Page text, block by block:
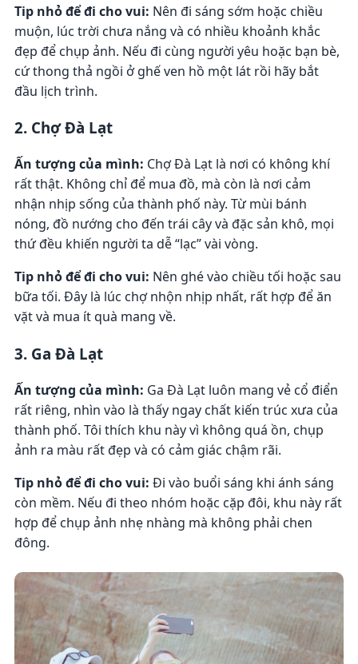
Tip nhỏ để đi cho vui: Nên đi sáng sớm hoặc chiều
muộn, lúc trời chưa nắng và có nhiều khoảnh khắc
đẹp để chụp ảnh. Nếu đi cùng người yêu hoặc bạn bè,
cứ thong thả ngồi ở ghế ven hồ một lát rồi hãy bắt
đầu lịch trình.
2. Chợ Đà Lạt
Ấn tượng của mình: Chợ Đà Lạt là nơi có không khí
rất thật. Không chỉ để mua đồ, mà còn là nơi cảm
nhận nhịp sống của thành phố này. Từ mùi bánh
nóng, đồ nướng cho đến trái cây và đặc sản khô, mọi
thứ đều khiến người ta dễ “lạc” vài vòng.
Tip nhỏ để đi cho vui: Nên ghé vào chiều tối hoặc sau
bữa tối. Đây là lúc chợ nhộn nhịp nhất, rất hợp để ăn
vặt và mua ít quà mang về.
3. Ga Đà Lạt
Ấn tượng của mình: Ga Đà Lạt luôn mang vẻ cổ điển
rất riêng, nhìn vào là thấy ngay chất kiến trúc xưa của
thành phố. Tôi thích khu này vì không quá ồn, chụp
ảnh ra màu rất đẹp và có cảm giác chậm rãi.
Tip nhỏ để đi cho vui: Đi vào buổi sáng khi ánh sáng
còn mềm. Nếu đi theo nhóm hoặc cặp đôi, khu này rất
hợp để chụp ảnh nhẹ nhàng mà không phải chen
đông.